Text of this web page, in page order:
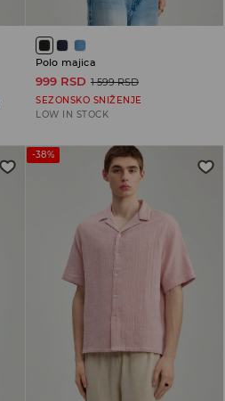
Polo majica
999 RSD 1 599 RSD
SEZONSKO SNIŽENJE
LOW IN STOCK
-38%